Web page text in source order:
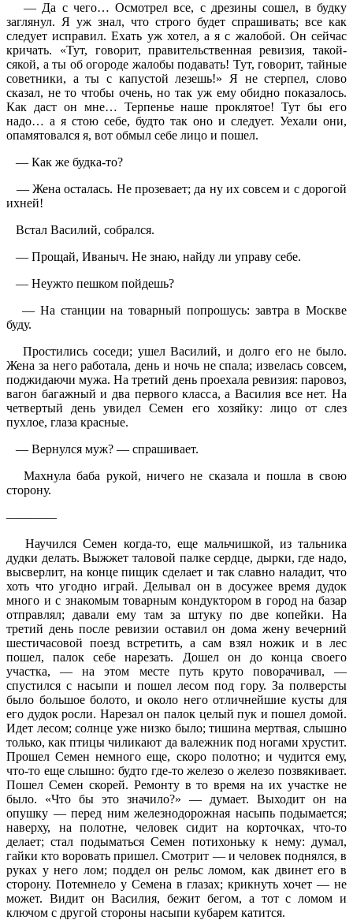
— Да с чего… Осмотрел все, с дрезины сошел, в будку
заглянул. Я уж знал, что строго будет спрашивать; все как
следует исправил. Ехать уж хотел, а я с жалобой. Он сейчас
кричать. «Тут, говорит, правительственная ревизия, такой-
сякой, а ты об огороде жалобы подавать! Тут, говорит, тайные
советники, а ты с капустой лезешь!» Я не стерпел, слово
сказал, не то чтобы очень, но так уж ему обидно показалось.
Как даст он мне… Терпенье наше проклятое! Тут бы его
надо… а я стою себе, будто так оно и следует. Уехали они,
опамятовался я, вот обмыл себе лицо и пошел.
— Как же будка-то?
— Жена осталась. Не прозевает; да ну их совсем и с дорогой
ихней!
Встал Василий, собрался.
— Прощай, Иваныч. Не знаю, найду ли управу себе.
— Неужто пешком пойдешь?
— На станции на товарный попрошусь: завтра в Москве
буду.
Простились соседи; ушел Василий, и долго его не было.
Жена за него работала, день и ночь не спала; извелась совсем,
поджидаючи мужа. На третий день проехала ревизия: паровоз,
вагон багажный и два первого класса, а Василия все нет. На
четвертый день увидел Семен его хозяйку: лицо от слез
пухлое, глаза красные.
— Вернулся муж? — спрашивает.
Махнула баба рукой, ничего не сказала и пошла в свою
сторону.
————
Научился Семен когда-то, еще мальчишкой, из тальника
дудки делать. Выжжет таловой палке сердце, дырки, где надо,
высверлит, на конце пищик сделает и так славно наладит, что
хоть что угодно играй. Делывал он в досужее время дудок
много и с знакомым товарным кондуктором в город на базар
отправлял; давали ему там за штуку по две копейки. На
третий день после ревизии оставил он дома жену вечерний
шестичасовой поезд встретить, а сам взял ножик и в лес
пошел, палок себе нарезать. Дошел он до конца своего
участка, — на этом месте путь круто поворачивал, —
спустился с насыпи и пошел лесом под гору. За полверсты
было большое болото, и около него отличнейшие кусты для
его дудок росли. Нарезал он палок целый пук и пошел домой.
Идет лесом; солнце уже низко было; тишина мертвая, слышно
только, как птицы чиликают да валежник под ногами хрустит.
Прошел Семен немного еще, скоро полотно; и чудится ему,
что-то еще слышно: будто где-то железо о железо позвякивает.
Пошел Семен скорей. Ремонту в то время на их участке не
было. «Что бы это значило?» — думает. Выходит он на
опушку — перед ним железнодорожная насыпь подымается;
наверху, на полотне, человек сидит на корточках, что-то
делает; стал подыматься Семен потихоньку к нему: думал,
гайки кто воровать пришел. Смотрит — и человек поднялся, в
руках у него лом; поддел он рельс ломом, как двинет его в
сторону. Потемнело у Семена в глазах; крикнуть хочет — не
может. Видит он Василия, бежит бегом, а тот с ломом и
ключом с другой стороны насыпи кубарем катится.